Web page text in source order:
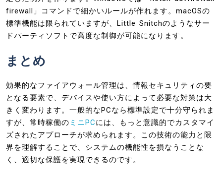
firewall」コマンドで細かいルールが作れます。macOSの
標準機能は限られていますが、Little Snitchのようなサー
ドパーティソフトで高度な制御が可能になります。
まとめ
効果的なファイアウォール管理は、情報セキュリティの要
となる要素で、デバイスや使い方によって必要な対策は大
きく変わります。一般的なPCなら標準設定で十分守られま
すが、常時稼働の ミニPCには、もっと意識的でカスタマイ
ズされたアプローチが求められます。この技術の能力と限
界を理解することで、システムの機能性を損なうことな
く、適切な保護を実現できるのです。